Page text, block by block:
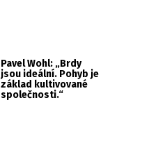
Pavel Wohl: „Brdy
jsou ideální. Pohyb je
základ kultivované
společnosti.“